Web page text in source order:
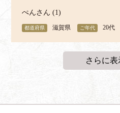
ぺん 1
滋賀県 20代